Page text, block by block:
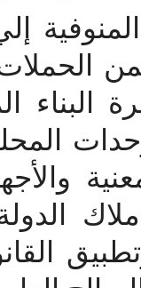
الحملات
المحلية
والأجهزة
الدولة